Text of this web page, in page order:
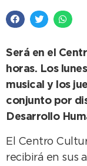
Será en el
horas. Los
musical y los
conjunto por
Desarrollo
El Centro
recibirá en sus